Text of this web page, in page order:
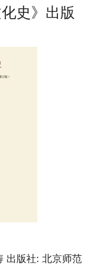
史》出版
出版社: 北京师范